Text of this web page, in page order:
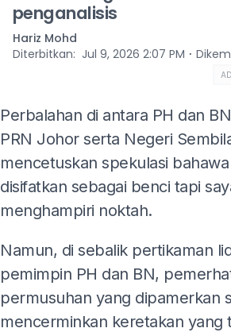
penganalisis
Hariz Mohd
Diterbitkan: Jul 9, 2026 2:07 PM ⋅
Perbalahan di antara PH dan
PRN Johor serta Negeri
mencetuskan spekulasi
disifatkan sebagai benci tapi
menghampiri noktah.
Namun, di sebalik pertikaman
pemimpin PH dan BN,
permusuhan yang dipamerkan
mencerminkan keretakan yang